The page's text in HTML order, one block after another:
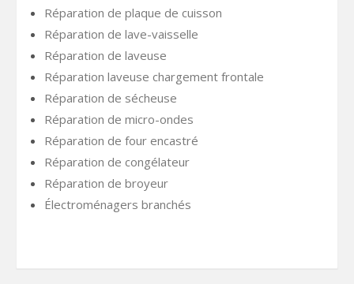
Réparation de plaque de cuisson
Réparation de lave-vaisselle
Réparation de laveuse
Réparation laveuse chargement frontale
Réparation de sécheuse
Réparation de micro-ondes
Réparation de four encastré
Réparation de congélateur
Réparation de broyeur
Électroménagers branchés